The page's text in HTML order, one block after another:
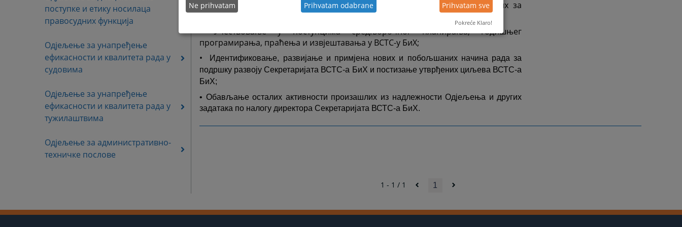
поступке и етику носилаца
правосудних функција
Одјељење за унапређење
ефикасности и квалитета рада у
судовима
Одјељење за унапређење
ефикасности и квалитета рада у
тужилаштвима
Одјељење за административно-
техничке послове
апликативних рјешења за базе података, система и процеса неопходних за
подршку раду Одјељења;
• Учествовање у поступцима средњорочног планирања, годишњег
програмирања, праћења и извјештавања у ВСТС-у БиХ;
•
Идентификовање, развијање и примјена нових и побољшаних начина рада за
подршку развоју Секретаријата ВСТС-а БиХ и постизање утврђених циљева ВСТС-а
БиХ;
• Обављање осталих активности произашлих из надлежности Одјељења и других
задатака по налогу директора Секретаријата ВСТС-а БиХ.
1 - 1 / 1 1
Ne prihvatam Prihvatam odabrane Prihvatam sve
Pokreće Klaro!